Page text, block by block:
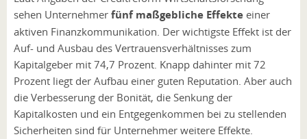
sehen Unternehmer fünf maßgebliche Effekte einer
aktiven Finanzkommunikation. Der wichtigste Effekt ist der
Auf- und Ausbau des Vertrauensverhältnisses zum
Kapitalgeber mit 74,7 Prozent. Knapp dahinter mit 72
Prozent liegt der Aufbau einer guten Reputation. Aber auch
die Verbesserung der Bonität, die Senkung der
Kapitalkosten und ein Entgegenkommen bei zu stellenden
Sicherheiten sind für Unternehmer weitere Effekte.